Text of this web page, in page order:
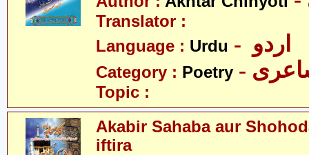
Translator :
Language : Urdu
Category : Poetry
Topic :
Akabir Sahaba aur
iftira